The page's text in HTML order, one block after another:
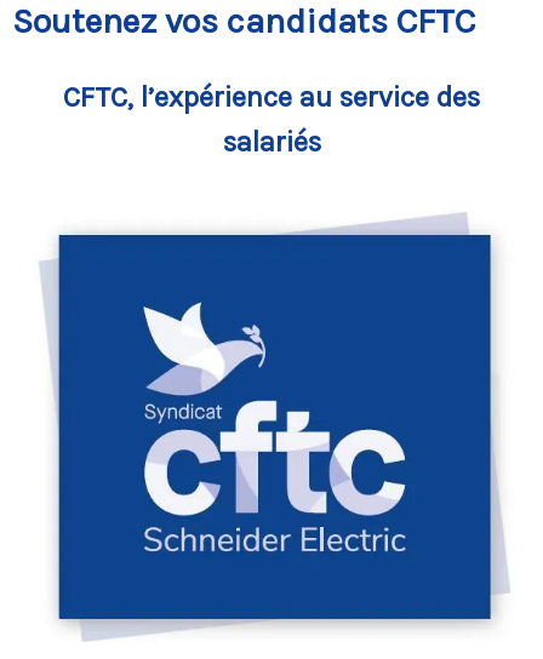
Soutenez vos candidats CFTC
CFTC, l’expérience au service des
salariés